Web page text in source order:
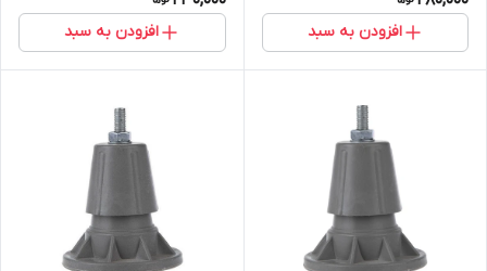
افزودن به سبد افزودن به سبد